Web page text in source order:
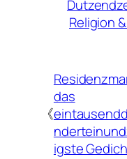
Religion
《
das
igste